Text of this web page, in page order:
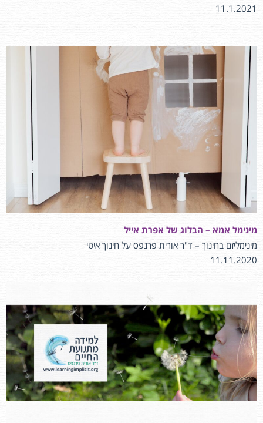
11.1.2021
מינימל אמא – הבלוג של אפרת אייל
מינימליזם בחינוך – ד"ר אורית פרנפס על חינוך איטי
11.11.2020